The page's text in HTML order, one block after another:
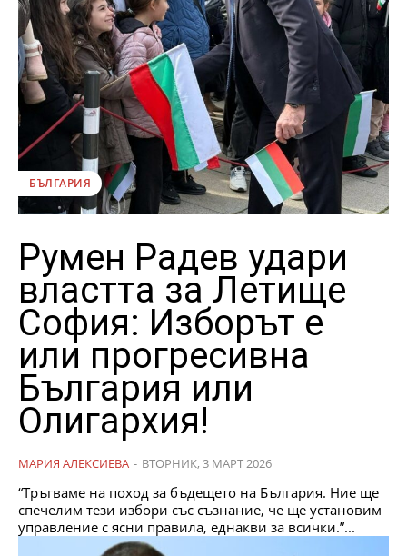
БЪЛГАРИЯ
Румен Радев удари
властта за Летище
София: Изборът е
или прогресивна
България или
Олигархия!
МАРИЯ АЛЕКСИЕВА - ВТОРНИК, 3 МАРТ 2026
“Тръгваме на поход за бъдещето на България. Ние ще
спечелим тези избори със съзнание, че ще установим
управление с ясни правила, еднакви за всички.”...